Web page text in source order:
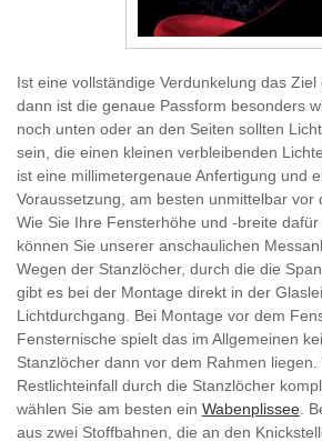
Ist eine vollständige Verdunkelung das
dann ist die genaue Passform besonders
noch unten oder an den Seiten sollten
sein, die einen kleinen verbleibenden
ist eine millimetergenaue Anfertigung und
Voraussetzung, am besten unmittelbar vor
Wie Sie Ihre Fensterhöhe und -breite
können Sie unserer anschaulichen
Wegen der Stanzlöcher, durch die die
gibt es bei der Montage direkt in der
Lichtdurchgang. Bei Montage vor dem
Fensternische spielt das im Allgemeinen
Stanzlöcher dann vor dem Rahmen liegen.
Restlichteinfall durch die Stanzlöcher
wählen Sie am besten ein Wabenplissee.
aus zwei Stoffbahnen, die an den